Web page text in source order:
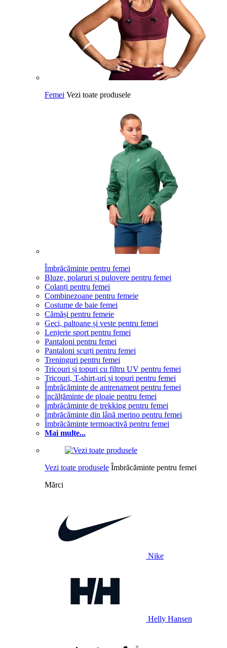
Femei Vezi toate produsele
Îmbrăcăminte pentru femei
Bluze, polaruri și pulovere pentru femei
Colanți pentru femei
Combinezoane pentru femeie
Costume de baie femei
Cămăși pentru femeie
Geci, paltoane și veste pentru femei
Lenjerie sport pentru femei
Pantaloni pentru femei
Pantaloni scurți pentru femei
Treninguri pentru femei
Tricouri și topuri cu filtru UV pentru femei
Tricouri, T-shirt-uri și topuri pentru femei
Îmbrăcăminte de antrenament pentru femei
Încălțăminte de ploaie pentru femei
Îmbrăcăminte de trekking pentru femei
Îmbrăcăminte din lână merino pentru femei
Îmbrăcăminte termoactivă pentru femei
Mai multe...
Vezi toate produsele Îmbrăcăminte pentru femei
Mărci
Nike
Helly Hansen